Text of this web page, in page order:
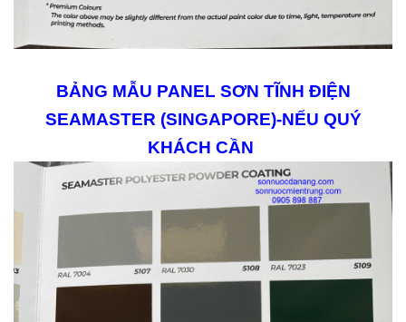
BẢNG MẪU PANEL SƠN TĨNH ĐIỆN
SEAMASTER (SINGAPORE)-NẾU QUÝ
KHÁCH CẦN